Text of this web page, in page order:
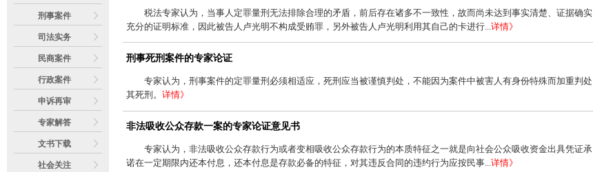
税法专家认为，当事人定罪量刑无法排除合理的矛盾，前后存在诸多不一致性，故而尚未达到事实清楚、证据确实
充分的证明标准，因此被告人卢光明不构成受贿罪，另外被告人卢光明利用其自己的卡进行... 详情》
刑事死刑案件的专家论证
专家认为，刑事案件的定罪量刑必须相适应，死刑应当被谨慎判处，不能因为案件中被害人有身份特殊而加重判处
其死刑。 详情》
非法吸收公众存款一案的专家论证意见书
专家认为，非法吸收公众存款行为或者变相吸收公众存款行为的本质特征之一就是向社会公众吸收资金出具凭证承
诺在一定期限内还本付息，还本付息是存款必备的特征，对其违反合同的违约行为应按民事...详情》
刑事案件
司法实务
民商案件
行政案件
申诉再审
专家解答
文书下载
社会关注